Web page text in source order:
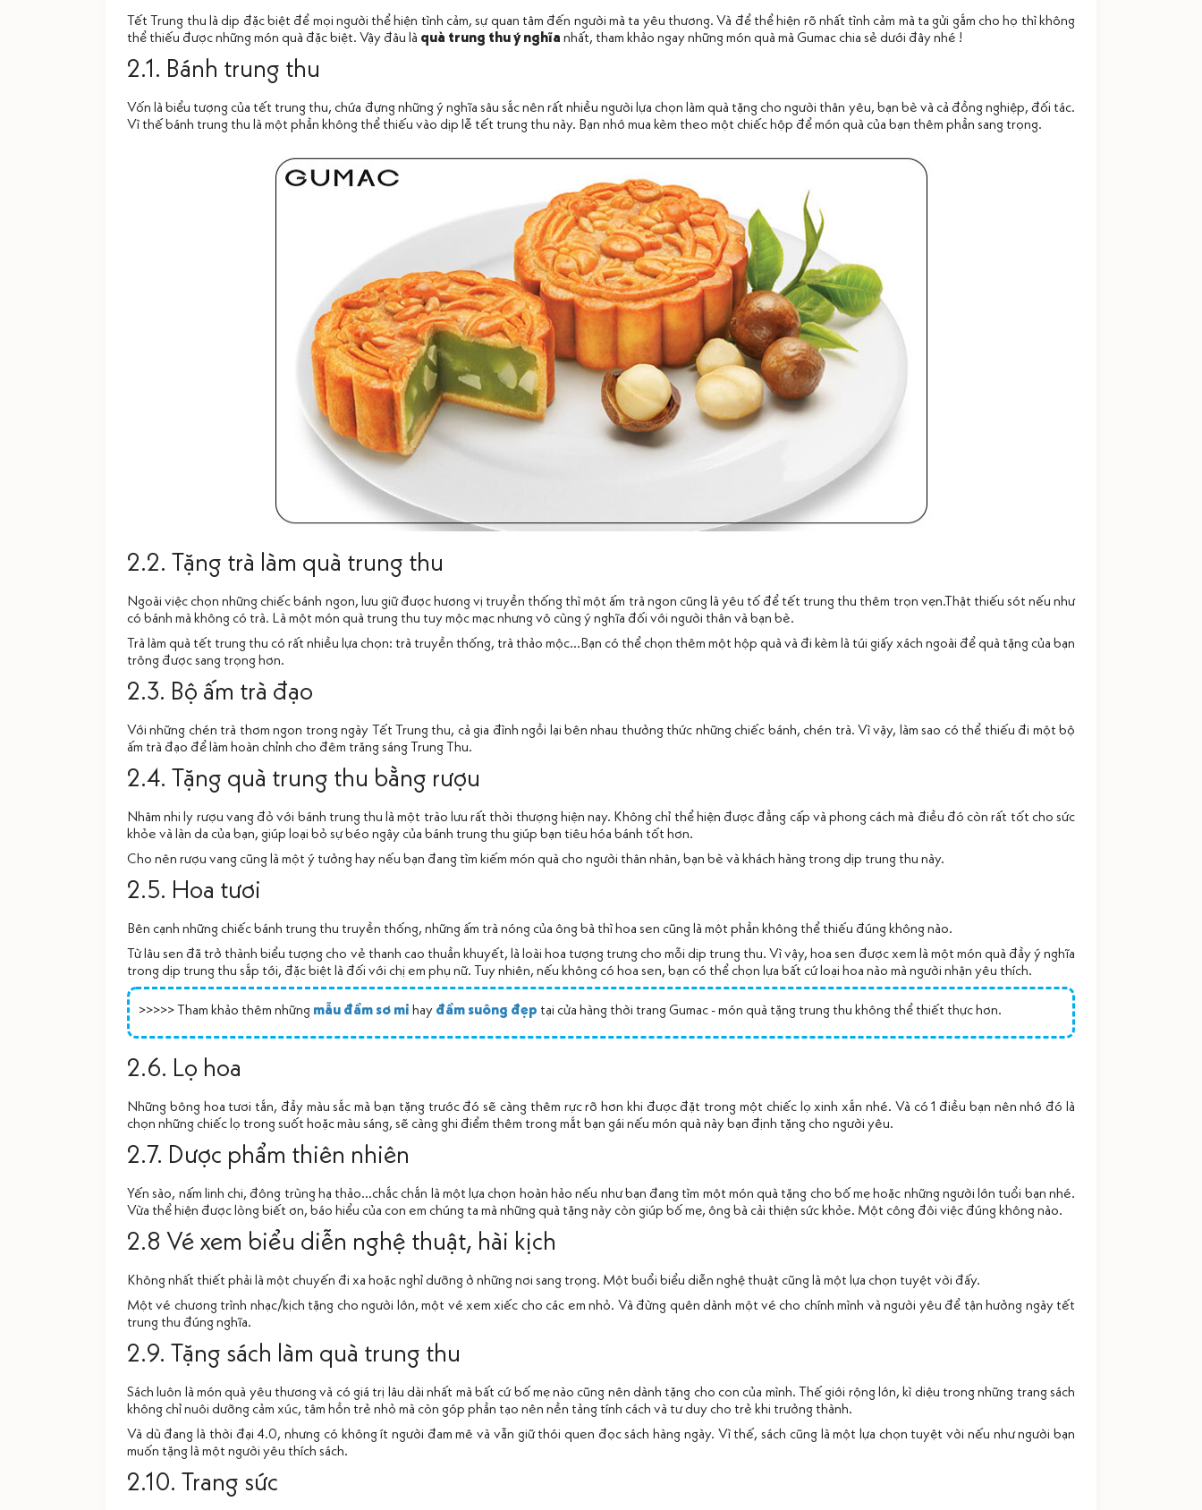
Tết Trung thu là dịp đặc biệt để mọi người thể hiện tình cảm, sự quan tâm đến người mà ta yêu thương. Và để thể hiện rõ nhất tình cảm mà ta gửi gắm cho họ thì không
thể thiếu được những món quà đặc biệt. Vậy đâu là quà trung thu ý nghĩa nhất, tham khảo ngay những món quà mà Gumac chia sẻ dưới đây nhé !
2.1. Bánh trung thu
Vốn là biểu tượng của tết trung thu, chứa đựng những ý nghĩa sâu sắc nên rất nhiều người lựa chọn làm quà tặng cho người thân yêu, bạn bè và cả đồng nghiệp, đối tác.
Vì thế bánh trung thu là một phần không thể thiếu vào dịp lễ tết trung thu này. Bạn nhớ mua kèm theo một chiếc hộp để món quà của bạn thêm phần sang trọng.
2.2. Tặng trà làm quà trung thu
Ngoài việc chọn những chiếc bánh ngon, lưu giữ được hương vị truyền thống thì một ấm trà ngon cũng là yêu tố để tết trung thu thêm trọn vẹn.Thật thiếu sót nếu như
có bánh mà không có trà. Là một món quà trung thu tuy mộc mạc nhưng vô cùng ý nghĩa đối với người thân và bạn bè.
Trà làm quà tết trung thu có rất nhiều lựa chọn: trà truyền thống, trà thảo mộc…Bạn có thể chọn thêm một hộp quà và đi kèm là túi giấy xách ngoài để quà tặng của bạn
trông được sang trọng hơn.
2.3. Bộ ấm trà đạo
Với những chén trà thơm ngon trong ngày Tết Trung thu, cả gia đình ngồi lại bên nhau thưởng thức những chiếc bánh, chén trà. Vì vậy, làm sao có thể thiếu đi một bộ
ấm trà đạo để làm hoàn chỉnh cho đêm trăng sáng Trung Thu.
2.4. Tặng quà trung thu bằng rượu
Nhâm nhi ly rượu vang đỏ với bánh trung thu là một trào lưu rất thời thượng hiện nay. Không chỉ thể hiện được đẳng cấp và phong cách mà điều đó còn rất tốt cho sức
khỏe và làn da của bạn, giúp loại bỏ sự béo ngậy của bánh trung thu giúp bạn tiêu hóa bánh tốt hơn.
Cho nên rượu vang cũng là một ý tưởng hay nếu bạn đang tìm kiếm món quà cho người thân nhân, bạn bè và khách hàng trong dịp trung thu này.
2.5. Hoa tươi
Bên cạnh những chiếc bánh trung thu truyền thống, những ấm trà nóng của ông bà thì hoa sen cũng là một phần không thể thiếu đúng không nào.
Từ lâu sen đã trở thành biểu tượng cho vẻ thanh cao thuần khuyết, là loài hoa tượng trưng cho mỗi dịp trung thu. Vì vậy, hoa sen được xem là một món quà đầy ý nghĩa
trong dịp trung thu sắp tới, đặc biệt là đối với chị em phụ nữ. Tuy nhiên, nếu không có hoa sen, bạn có thể chọn lựa bất cứ loại hoa nào mà người nhận yêu thích.
>>>>> Tham khảo thêm những mẫu đầm sơ mi hay đầm suông đẹp tại cửa hàng thời trang Gumac - món quà tặng trung thu không thể thiết thực hơn.
2.6. Lọ hoa
Những bông hoa tươi tắn, đầy màu sắc mà bạn tặng trước đó sẽ càng thêm rực rỡ hơn khi được đặt trong một chiếc lọ xinh xắn nhé. Và có 1 điều bạn nên nhớ đó là
chọn những chiếc lọ trong suốt hoặc màu sáng, sẽ càng ghi điểm thêm trong mắt bạn gái nếu món quà này bạn định tặng cho người yêu.
2.7. Dược phẩm thiên nhiên
Yến sào, nấm linh chi, đông trùng hạ thảo...chắc chắn là một lựa chọn hoàn hảo nếu như bạn đang tìm một món quà tặng cho bố mẹ hoặc những người lớn tuổi bạn nhé.
Vừa thể hiện được lòng biết ơn, báo hiểu của con em chúng ta mà những quà tặng này còn giúp bố mẹ, ông bà cải thiện sức khỏe. Một công đôi việc đúng không nào.
2.8 Vé xem biểu diễn nghệ thuật, hài kịch
Không nhất thiết phải là một chuyến đi xa hoặc nghỉ dưỡng ở những nơi sang trọng. Một buổi biểu diễn nghệ thuật cũng là một lựa chọn tuyệt vời đấy.
Một vé chương trình nhạc/kịch tặng cho người lớn, một vé xem xiếc cho các em nhỏ. Và đừng quên dành một vé cho chính mình và người yêu để tận hưởng ngày tết
trung thu đúng nghĩa.
2.9. Tặng sách làm quà trung thu
Sách luôn là món quà yêu thương và có giá trị lâu dài nhất mà bất cứ bố mẹ nào cũng nên dành tặng cho con của mình. Thế giới rộng lớn, kì diệu trong những trang sách
không chỉ nuôi dưỡng cảm xúc, tâm hồn trẻ nhỏ mà còn góp phần tạo nên nền tảng tính cách và tư duy cho trẻ khi trưởng thành.
Và dù đang là thời đại 4.0, nhưng có không ít người đam mê và vẫn giữ thói quen đọc sách hàng ngày. Vì thế, sách cũng là một lựa chọn tuyệt vời nếu như người bạn
muốn tặng là một người yêu thích sách.
2.10. Trang sức